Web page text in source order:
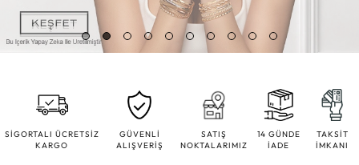
SİGORTALI ÜCRETSİZ
KARGO
GÜVENLİ
ALIŞVERİŞ
SATIŞ
NOKTALARIMIZ
14 GÜNDE
İADE
TAKSİT
İMKANI